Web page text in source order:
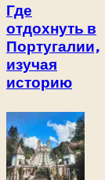
Где
отдохнуть в
Португалии,
изучая
историю